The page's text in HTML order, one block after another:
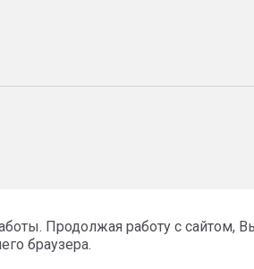
Продолжая работу с сайтом,
браузера.